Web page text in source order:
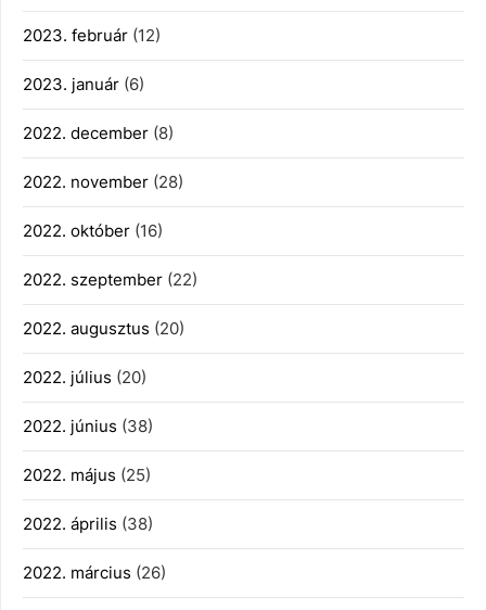
2023. február (12)
2023. január (6)
2022. december (8)
2022. november (28)
2022. október (16)
2022. szeptember (22)
2022. augusztus (20)
2022. július (20)
2022. június (38)
2022. május (25)
2022. április (38)
2022. március (26)